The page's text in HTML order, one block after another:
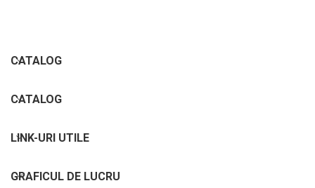
CATALOG
CATALOG
LINK-URI UTILE
GRAFICUL DE LUCRU